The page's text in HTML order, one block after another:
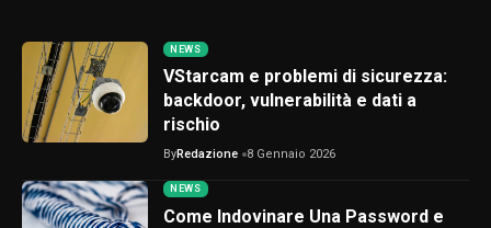
NEWS
VStarcam e problemi di sicurezza:
backdoor, vulnerabilità e dati a
rischio
ByRedazione 8 Gennaio 2026
NEWS
Come Indovinare Una Password e